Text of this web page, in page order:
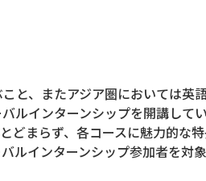
と、またアジア圏においては英
ルインターンシップを開講して
どまらず、各コースに魅力的な
ルインターンシップ参加者を対